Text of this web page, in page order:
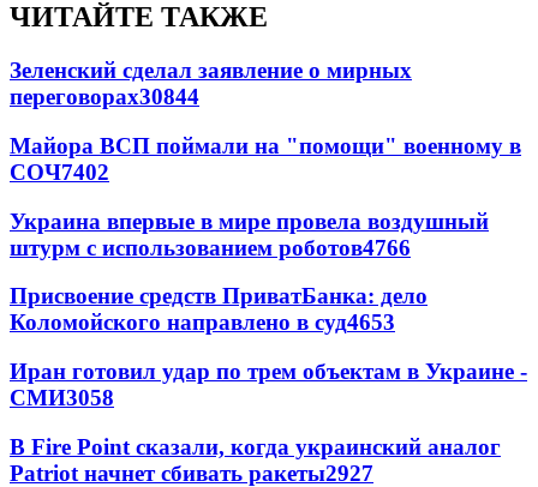
ЧИТАЙТЕ ТАКЖЕ
Зеленский сделал заявление о мирных
переговорах30844
Майора ВСП поймали на "помощи" военному в
СОЧ7402
Украина впервые в мире провела воздушный
штурм с использованием роботов4766
Присвоение средств ПриватБанка: дело
Коломойского направлено в суд4653
Иран готовил удар по трем объектам в Украине -
СМИ3058
В Fire Point сказали, когда украинский аналог
Patriot начнет сбивать ракеты2927